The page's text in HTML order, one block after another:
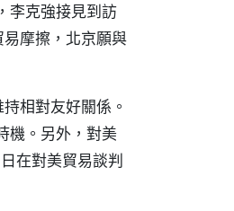
李克強接見到訪
摩擦，北京願與
相對友好關係。
機。另外，對美
在對美貿易談判